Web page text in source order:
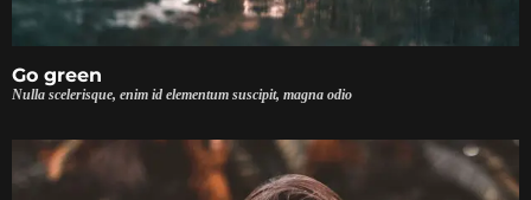
Go green
Nulla scelerisque, enim id elementum suscipit, magna odio